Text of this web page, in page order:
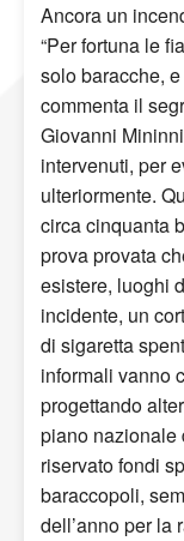
Ancora un
“Per fortuna le
solo baracche,
commenta il
Giovanni
intervenuti, per
ulteriormente.
circa cinquanta
prova provata
esistere, luoghi
incidente, un
di sigaretta
informali vanno
progettando
piano nazionale
riservato fondi
baraccopoli,
dell’anno per la